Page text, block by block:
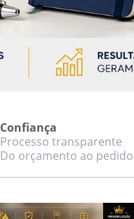
Confiança
Processo transparente
Do orçamento ao pedido